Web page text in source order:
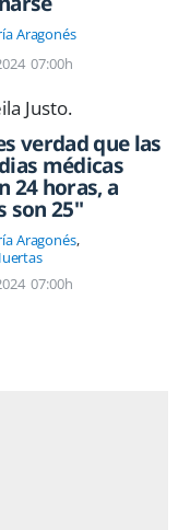
Aragonés
07:00h
verdad que las
médicas
24 horas, a
son 25"
Aragonés
07:00h